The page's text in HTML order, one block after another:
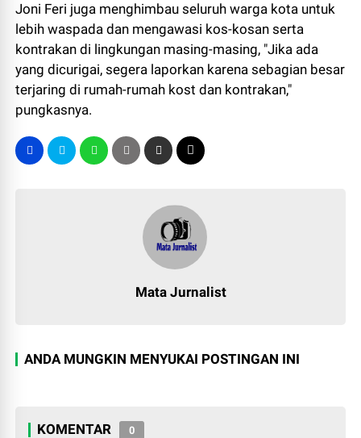
Joni Feri juga menghimbau seluruh warga kota untuk
lebih waspada dan mengawasi kos-kosan serta
kontrakan di lingkungan masing-masing, "Jika ada
yang dicurigai, segera laporkan karena sebagian besar
terjaring di rumah-rumah kost dan kontrakan,"
pungkasnya.
Mata Jurnalist
ANDA MUNGKIN MENYUKAI POSTINGAN INI
KOMENTAR 0